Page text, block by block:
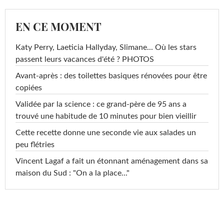
EN CE MOMENT
Katy Perry, Laeticia Hallyday, Slimane... Où les stars
passent leurs vacances d'été ? PHOTOS
Avant-après : des toilettes basiques rénovées pour être
copiées
Validée par la science : ce grand-père de 95 ans a
trouvé une habitude de 10 minutes pour bien vieillir
Cette recette donne une seconde vie aux salades un
peu flétries
Vincent Lagaf a fait un étonnant aménagement dans sa
maison du Sud : "On a la place..."